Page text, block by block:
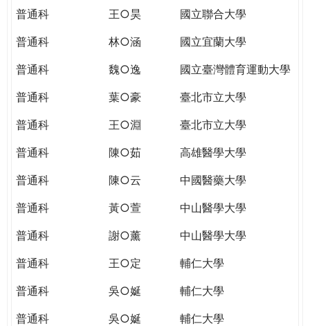
普通科
王○昊
國立聯合大學
普通科
林○涵
國立宜蘭大學
普通科
魏○逸
國立臺灣體育運動大學
普通科
葉○豪
臺北市立大學
普通科
王○淵
臺北市立大學
普通科
陳○茹
高雄醫學大學
普通科
陳○云
中國醫藥大學
普通科
黃○萱
中山醫學大學
普通科
謝○薰
中山醫學大學
普通科
王○定
輔仁大學
普通科
吳○娫
輔仁大學
普通科
吳○娫
輔仁大學